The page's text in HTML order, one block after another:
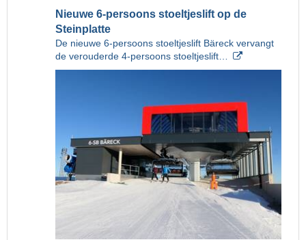
Nieuwe 6-persoons stoeltjeslift op de
Steinplatte
De nieuwe 6-persoons stoeltjeslift Bäreck vervangt
de verouderde 4-persoons stoeltjeslift…